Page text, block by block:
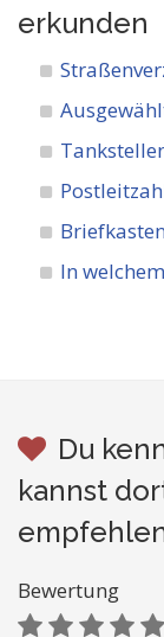
erkunden
In
Du
kannst
Bewertung